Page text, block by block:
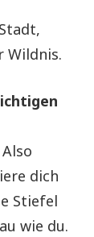
Wildnis.
dich
Stiefel
wie du.